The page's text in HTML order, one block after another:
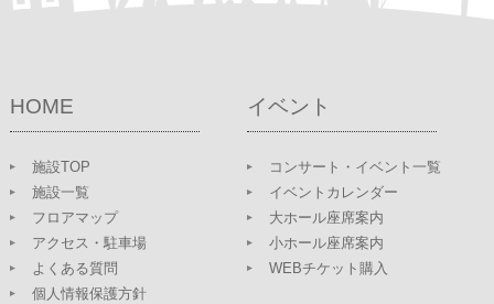
HOME
施設TOP
施設一覧
フロアマップ
アクセス・駐車場
よくある質問
個人情報保護方針
イベント
コンサート・イベント一覧
イベントカレンダー
大ホール座席案内
小ホール座席案内
WEBチケット購入